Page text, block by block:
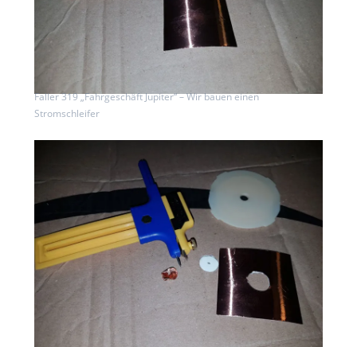
Faller 319 „Fahrgeschäft Jupiter“ – Wir bauen einen
Stromschleifer